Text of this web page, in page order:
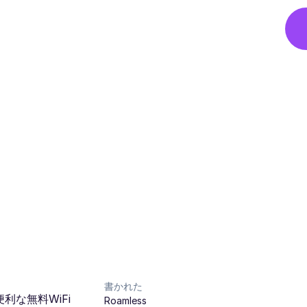
利な無料WiFi
書かれた
Roamless